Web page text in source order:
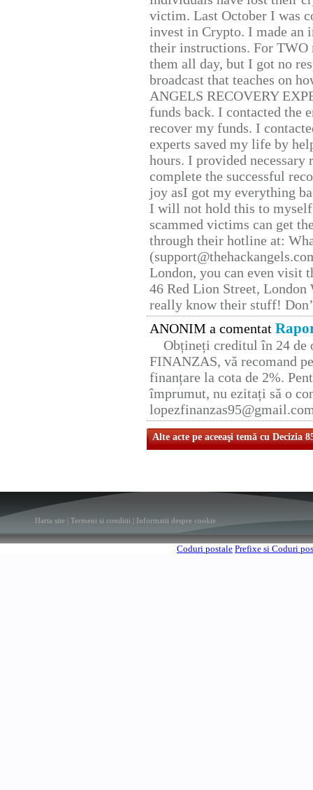
victim. Last October I was
invest in Crypto. I made
their instructions. For TWO
them all day, but I got no
broadcast that teaches on
ANGELS RECOVERY
funds back. I contacted the
recover my funds. I
experts saved my life by
hours. I provided
complete the successful
joy asI got my everything
I will not hold this to
scammed victims can get
through their hotline at:
London, you can even visit
46 Red Lion Street, London
really know their stuff!
ANONIM a comentat
Obțineți creditul în 24 de
FINANZAS, vă recomand
finanțare la cota de 2%.
împrumut, nu ezitați să o
Alte acte pe aceeaşi temă cu Decizia
Harta site Termeni si conditii Informatii despre cookie
Coduri postale Prefixe si Coduri